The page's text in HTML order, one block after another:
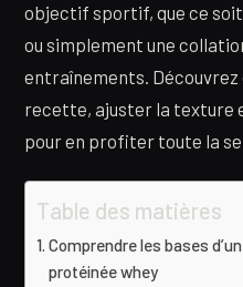
objectif sportif, que ce soit
ou simplement une
entraînements.
recette, ajuster la texture
pour en profiter toute la
Table des matières
Comprendre les bases
protéinée whey